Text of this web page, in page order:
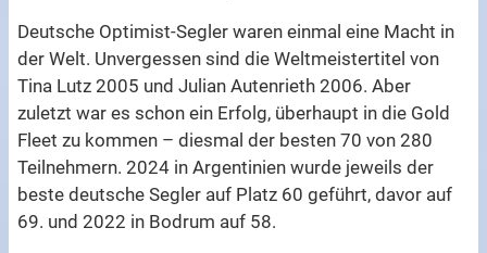
Deutsche Optimist-Segler waren einmal eine Macht in
der Welt. Unvergessen sind die Weltmeistertitel von
Tina Lutz 2005 und Julian Autenrieth 2006. Aber
zuletzt war es schon ein Erfolg, überhaupt in die Gold
Fleet zu kommen – diesmal der besten 70 von 280
Teilnehmern. 2024 in Argentinien wurde jeweils der
beste deutsche Segler auf Platz 60 geführt, davor auf
69. und 2022 in Bodrum auf 58.